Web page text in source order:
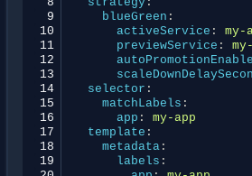
9
blueGreen :
10
activeService :
11
previewService :
12
13
14
selector :
15
matchLabels :
16
app :
my-app
17
template :
18
metadata:
19
labels :